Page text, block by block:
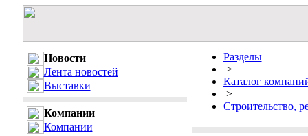
Новости
Лента новостей
Выставки
Компании
Компании
Разделы
>
Каталог
>
Строительство,